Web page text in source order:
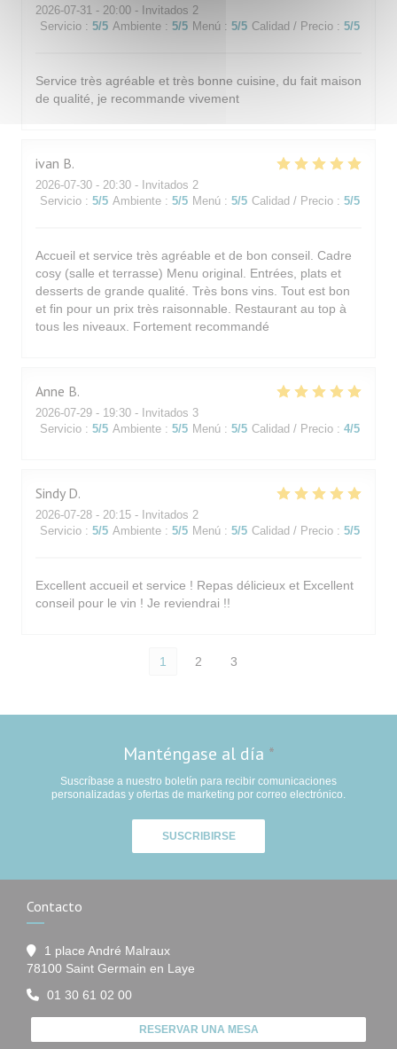
2026-07-31 - 20:00 - Invitados 2
Servicio : 5/5 Ambiente : 5/5 Menú : 5/5 Calidad / Precio : 5/5
Service très agréable et très bonne cuisine, du fait maison
de qualité, je recommande vivement
ivan B
2026-07-30 - 20:30 - Invitados 2
Servicio : 5/5 Ambiente : 5/5 Menú : 5/5 Calidad / Precio : 5/5
Accueil et service très agréable et de bon conseil. Cadre
cosy (salle et terrasse) Menu original. Entrées, plats et
desserts de grande qualité. Très bons vins. Tout est bon
et fin pour un prix très raisonnable. Restaurant au top à
tous les niveaux. Fortement recommandé
Anne B
2026-07-29 - 19:30 - Invitados 3
Servicio : 5/5 Ambiente : 5/5 Menú : 5/5 Calidad / Precio : 4/5
Sindy D
2026-07-28 - 20:15 - Invitados 2
Servicio : 5/5 Ambiente : 5/5 Menú : 5/5 Calidad / Precio : 5/5
Excellent accueil et service ! Repas délicieux et Excellent
conseil pour le vin ! Je reviendrai !!
1 2 3
Manténgase al día *
Suscríbase a nuestro boletín para recibir comunicaciones
personalizadas y ofertas de marketing por correo electrónico.
SUSCRIBIRSE
Contacto
1 place André Malraux
78100 Saint Germain en Laye
01 30 61 02 00
RESERVAR UNA MESA